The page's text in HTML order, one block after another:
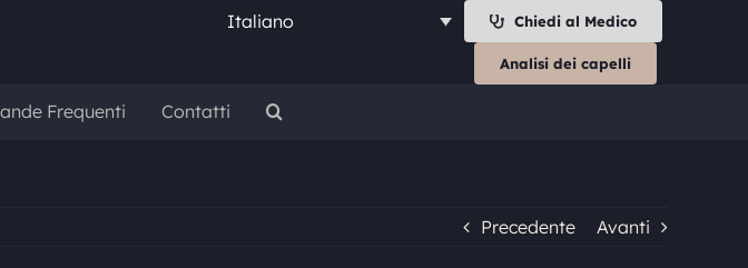
Italiano Chiedi al Medico
Analisi dei capelli
Frequenti Contatti
Precedente Avanti